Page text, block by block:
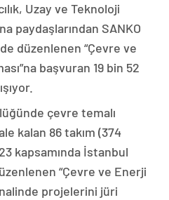
Uzay ve Teknoloji
paydaşlarından SANKO
düzenlenen “Çevre ve
başvuran 19 bin 52
çevre temalı
kalan 86 takım (374
kapsamında İstanbul
“Çevre ve Enerji
projelerini jüri